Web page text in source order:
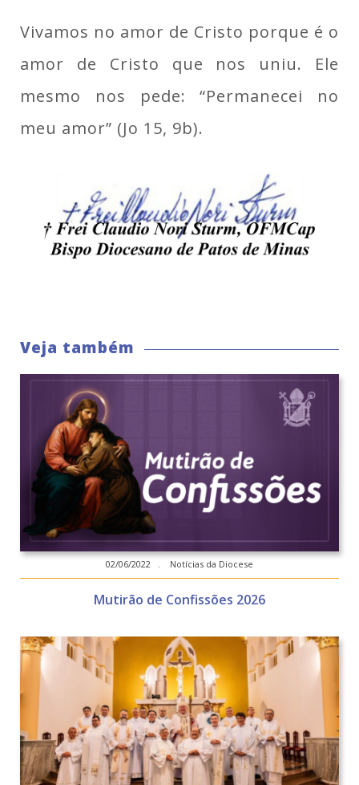
Vivamos no amor de Cristo porque é o
amor de Cristo que nos uniu. Ele
mesmo nos pede: “Permanecei no
meu amor” (Jo 15, 9b).
Veja também
02/06/2022 . Notícias da Diocese
Mutirão de Confissões 2026